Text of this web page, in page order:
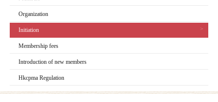
Organization
Initiation
Membership fees
Introduction of new members
Hkcpma Regulation